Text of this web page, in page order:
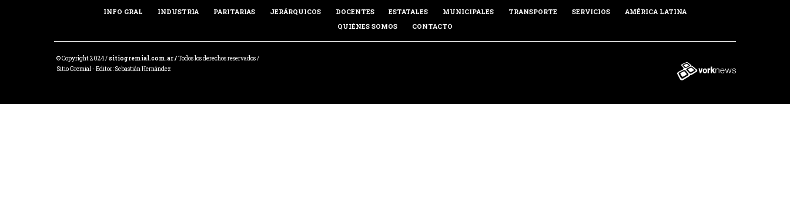
INFO GRAL INDUSTRIA PARITARIAS JERÁRQUICOS DOCENTES ESTATALES MUNICIPALES TRANSPORTE SERVICIOS
AMÉRICA LATINA
QUIÉNES SOMOS
CONTACTO
© Copyright 2024 / sitiogremial.com.ar /Todos los derechos reservados /
Sitio Gremial - Editor: Sebastián Hernández